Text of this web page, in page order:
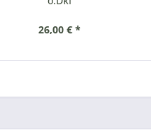
26,00 € *